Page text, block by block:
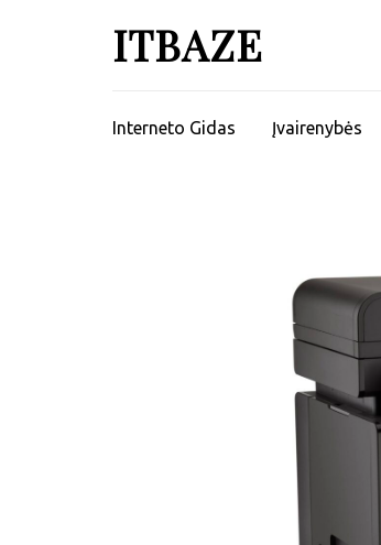
ITBAZE
Interneto Gidas Įvairenybės